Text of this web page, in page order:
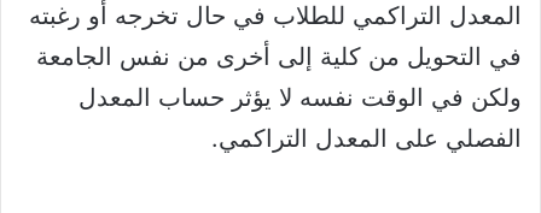
المعدل التراكمي للطلاب في حال تخرجه أو رغبته
في التحويل من كلية إلى أخرى من نفس الجامعة
ولكن في الوقت نفسه لا يؤثر حساب المعدل
الفصلي على المعدل التراكمي.